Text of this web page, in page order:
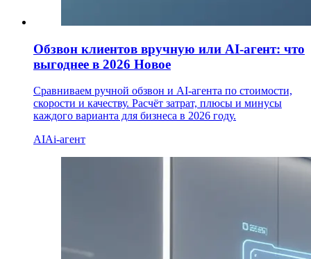
Обзвон клиентов вручную или AI-агент: что
выгоднее в 2026 Новое
Сравниваем ручной обзвон и AI-агента по стоимости,
скорости и качеству. Расчёт затрат, плюсы и минусы
каждого варианта для бизнеса в 2026 году.
AIAi-агент